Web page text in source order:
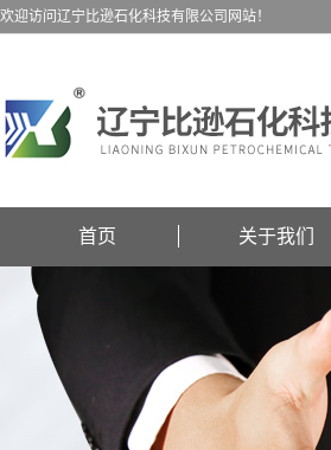
欢迎访问辽宁比逊石化科技有限公司网站！
首页 关于我们